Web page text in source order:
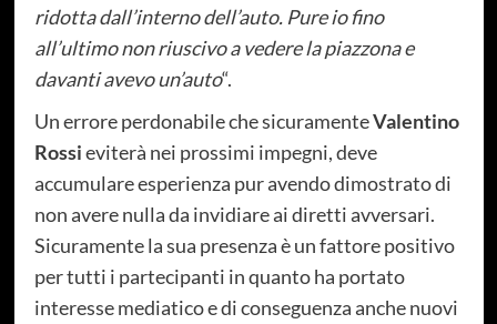
ridotta dall’interno dell’auto. Pure io fino
all’ultimo non riuscivo a vedere la piazzona e
davanti avevo un’auto“.
Un errore perdonabile che sicuramenteValentino
Rossieviterà nei prossimi impegni, deve
accumulare esperienza pur avendo dimostrato di
non avere nulla da invidiare ai diretti avversari.
Sicuramente la sua presenza è un fattore positivo
per tutti i partecipanti in quanto ha portato
interesse mediatico e di conseguenza anche nuovi